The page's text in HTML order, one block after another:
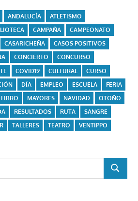
ANDALUCÍA
ATLETISMO
CAMPAÑA
CAMPEONATO
CASARICHEÑA
CASOS POSITIVOS
CONCIERTO
CONCURSO
COVID19 CULTURAL
CURSO
DÍA EMPLEO ESCUELA
FERIA
LIBRO MAYORES NAVIDAD
OTOÑO
RESULTADOS RUTA
SANGRE
TALLERES TEATRO
VENTIPPO
BUSCAR